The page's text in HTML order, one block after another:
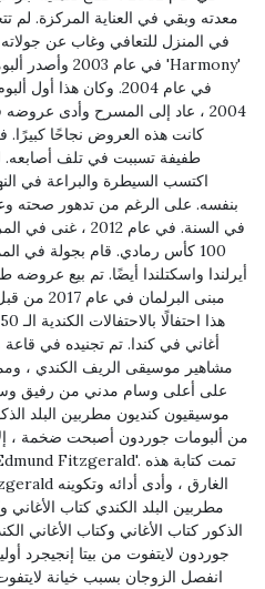
معدته وبقي في العناية المركزة.
في المنزل للتعافي وغاب عن
في عام 2004. وكان
2004 ، عاد إلى المسرح وأدى
طفيفة تسببت في تلف أصابعه.
اكتسب السيطرة والبراعة في
بنفسه. على الرغم من تدهور صحته
في السنة. في عام
أيرلندا واسكتلندا أيضًا. تم بيع
مبنى
أغاني في كندا. تم تجنيده في
مشاهير موسيقى الريف الكندي ،
على أعلى وسام مدني من رفيق
موسيقيون كنديون مطربين البلد
من ألبومات جوردون أصبحت ضخمة ، إلا
الذكور كتاب الأغاني وكتاب الأغاني
انفصل الزوجان بسبب خيانة